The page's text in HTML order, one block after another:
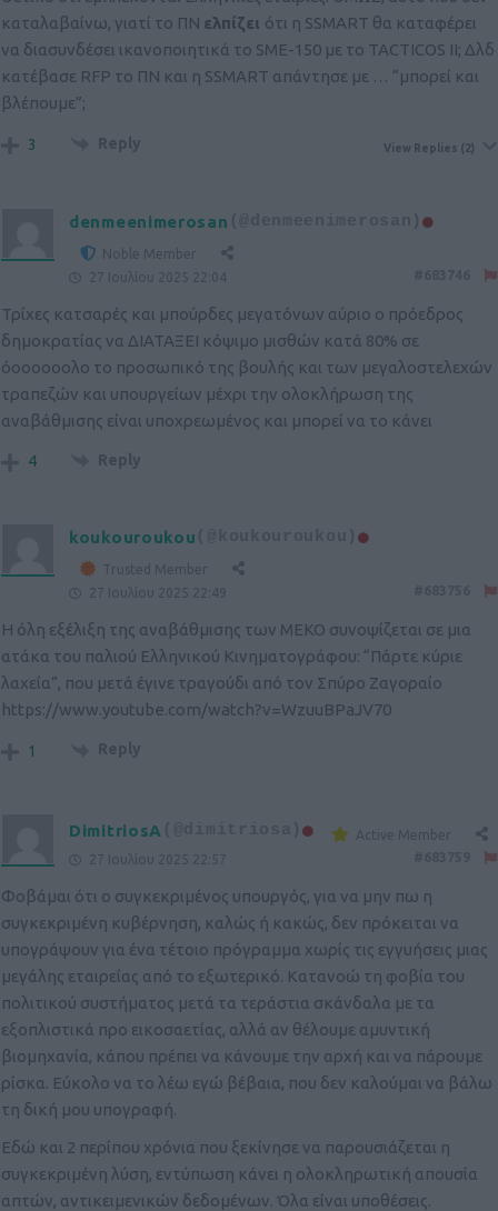
καταλαβαίνω, γιατί το ΠΝ ελπίζει ότι η SSMART θα καταφέρει
να διασυνδέσει ικανοποιητικά το SME-150 με το TACTICOS II; Δλδ
κατέβασε RFP το ΠΝ και η SSMART απάντησε με … “μπορεί και
βλέπουμε”;
3 Reply View Replies (2)
denmeenimerosan (@denmeenimerosan)
Noble Member
27 Ιουλίου 2025 22:04
Τρίχες κατσαρές και μπούρδες μεγατόνων αύριο ο πρόεδρος
δημοκρατίας να ΔΙΑΤΑΞΕΙ κόψιμο μισθών κατά 80% σε
όοοοοοολο το προσωπικό της βουλής και των μεγαλοστελεχών
τραπεζών και υπουργείων μέχρι την ολοκλήρωση της
αναβάθμισης είναι υποχρεωμένος και μπορεί να το κάνει
4 Reply
koukouroukou
Trusted Member
27 Ιουλίου 2025 22:49
Η όλη εξέλιξη της αναβάθμισης των ΜΕΚΟ συνοψίζεται σε μια
ατάκα του παλιού Ελληνικού Κινηματογράφου: “Πάρτε κύριε
λαχεία”, που μετά έγινε τραγούδι από τον Σπύρο Ζαγοραίο
https://www.youtube.com/watch?v=WzuuBPaJV70
1 Reply
DimitriosA (@dimitriosa)
Active Member
27 Ιουλίου 2025 22:57
Φοβάμαι ότι ο συγκεκριμένος υπουργός, για να μην πω η
συγκεκριμένη κυβέρνηση, καλώς ή κακώς, δεν πρόκειται να
υπογράψουν για ένα τέτοιο πρόγραμμα χωρίς τις εγγυήσεις μιας
μεγάλης εταιρείας από το εξωτερικό. Κατανοώ τη φοβία του
πολιτικού συστήματος μετά τα τεράστια σκάνδαλα με τα
εξοπλιστικά προ εικοσαετίας, αλλά αν θέλουμε αμυντική
βιομηχανία, κάπου πρέπει να κάνουμε την αρχή και να πάρουμε
ρίσκα. Εύκολο να το λέω εγώ βέβαια, που δεν καλούμαι να βάλω
τη δική μου υπογραφή.
Εδώ και 2 περίπου χρόνια που ξεκίνησε να παρουσιάζεται η
συγκεκριμένη λύση, εντύπωση κάνει η ολοκληρωτική απουσία
απτών, αντικειμενικών δεδομένων. Όλα είναι υποθέσεις.